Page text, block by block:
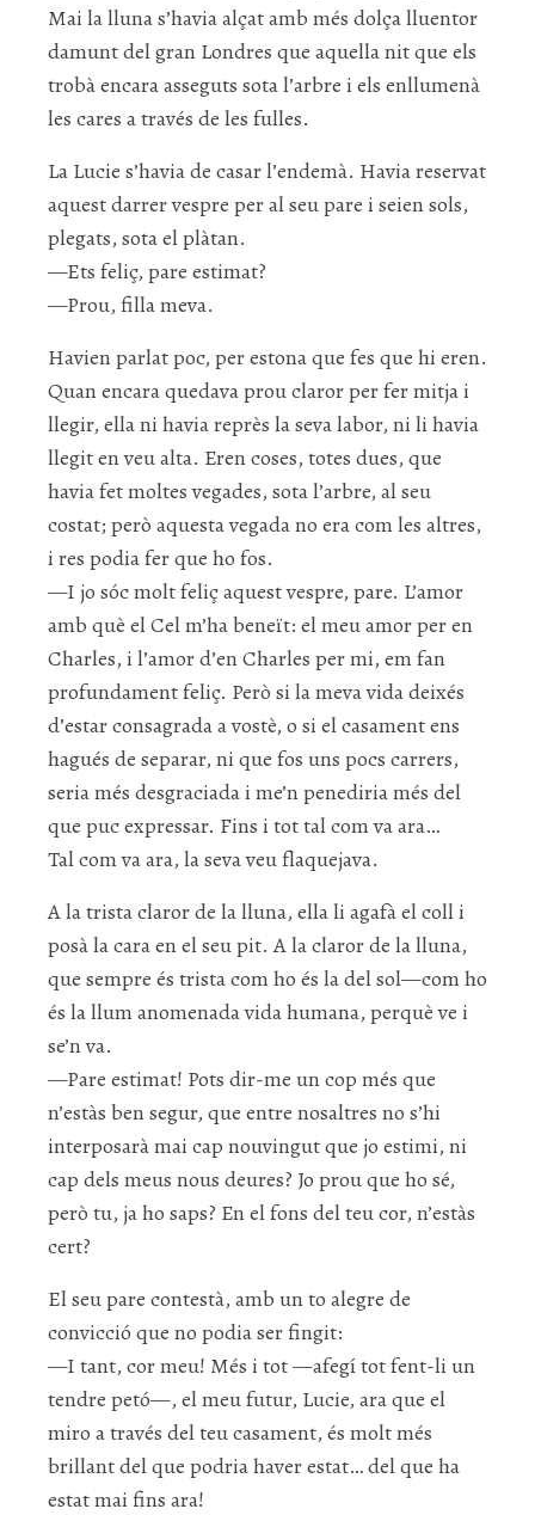
Mai la lluna s’havia alçat amb més dolça lluentor
damunt del gran Londres que aquella nit que els
trobà encara asseguts sota l’arbre i els enllumenà
les cares a través de les fulles.
La Lucie s’havia de casar l’endemà. Havia reservat
aquest darrer vespre per al seu pare i seien sols,
plegats, sota el plàtan.
—Ets feliç, pare estimat?
—Prou, filla meva.
Havien parlat poc, per estona que fes que hi eren.
Quan encara quedava prou claror per fer mitja i
llegir, ella ni havia reprès la seva labor, ni li havia
llegit en veu alta. Eren coses, totes dues, que
havia fet moltes vegades, sota l’arbre, al seu
costat; però aquesta vegada no era com les altres,
i res podia fer que ho fos.
—I jo sóc molt feliç aquest vespre, pare. L’amor
amb què el Cel m’ha beneït: el meu amor per en
Charles, i l’amor d’en Charles per mi, em fan
profundament feliç. Però si la meva vida deixés
d’estar consagrada a vostè, o si el casament ens
hagués de separar, ni que fos uns pocs carrers,
seria més desgraciada i me’n penediria més del
que puc expressar. Fins i tot tal com va ara…
Tal com va ara, la seva veu flaquejava.
A la trista claror de la lluna, ella li agafà el coll i
posà la cara en el seu pit. A la claror de la lluna,
que sempre és trista com ho és la del sol—com ho
és la llum anomenada vida humana, perquè ve i
se’n va.
—Pare estimat! Pots dir-me un cop més que
n’estàs ben segur, que entre nosaltres no s’hi
interposarà mai cap nouvingut que jo estimi, ni
cap dels meus nous deures? Jo prou que ho sé,
però tu, ja ho saps? En el fons del teu cor, n’estàs
cert?
El seu pare contestà, amb un to alegre de
convicció que no podia ser fingit:
—I tant, cor meu! Més i tot —afegí tot fent-li un
tendre petó—, el meu futur, Lucie, ara que el
miro a través del teu casament, és molt més
brillant del que podria haver estat… del que ha
estat mai fins ara!